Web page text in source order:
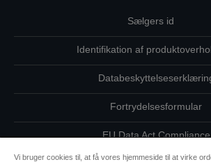
Sælgers id
Identifikation af
Fortrydelsesformular
EU Data Act Compliance
Vi bruger cookies til, at få vores hjemmeside til at virke